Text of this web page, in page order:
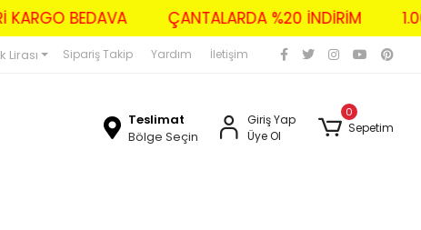
KARGO BEDAVA ÇANTALARDA %20 İNDİRİM
Lirası Sipariş Takip Yardım İletişim
Teslimat
Bölge Seçin
Giriş Yap
Üye Ol
0
Sepetim